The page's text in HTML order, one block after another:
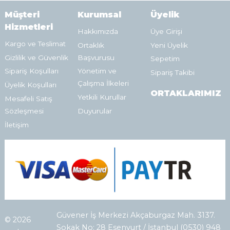
Müşteri
Hizmetleri
Kargo ve Teslimat
Gizlilik ve Güvenlik
Sipariş Koşulları
Üyelik Koşulları
Mesafeli Satış
Sözleşmesi
İletişim
Kurumsal
Hakkımızda
Ortaklık
Başvurusu
Yönetim ve
Çalışma İlkeleri
Yetkili Kurullar
Duyurular
Üyelik
Üye Girişi
Yeni Üyelik
Sepetim
Sipariş Takibi
ORTAKLARIMIZ
© 2026
Güvener İş Merkezi Akçaburgaz Mah. 3137.
Sokak No: 28 Esenyurt / İstanbul (0530) 948